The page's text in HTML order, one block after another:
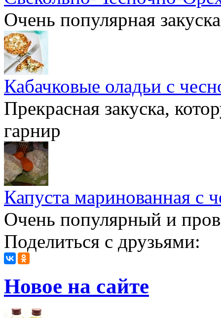
Очень популярная закуска
Кабачковые оладьи с
Прекрасная закуска,
гарнир
Капуста маринованная с
Очень популярный и
Поделиться с друзьями:
Новое на сайте